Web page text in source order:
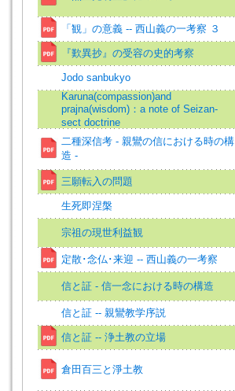
「観」の意義 -- 西山義の一考察 ３
『歎異抄』の受容の史的考察
Jodo sanbukyo
Karuna(compassion)and
prajna(wisdom)：a note of Seizan-
sect doctrine
二種深信考 - 親鸞の信における時の構
造 -
三願転入の問題
生死即涅槃
宗祖の現世利益観
定散･念仏･来迎 -- 西山義の一考察
信と証 - 信一念における時の構造
信と証 -- 親鸞教学序説
信と証 -- 浄土教の立場
倉田百三と淨土教